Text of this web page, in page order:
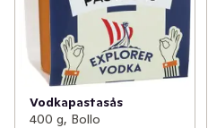
Vodkapastasås
400 g, Bollo